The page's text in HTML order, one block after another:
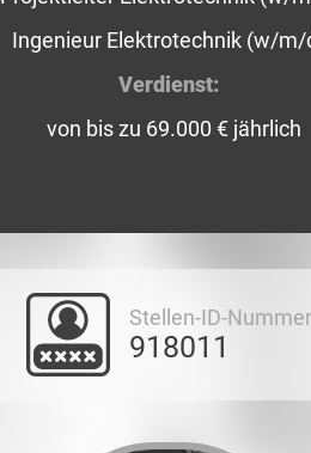
Ingenieur Elektrotechnik (w/m/
Verdienst:
von bis zu 69.000 € jährlich
Stellen-ID-Nummer
918011